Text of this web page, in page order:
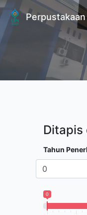
Ditapis
Tahun
0